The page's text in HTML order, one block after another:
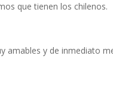
que tienen los chilenos.
amables y de inmediato